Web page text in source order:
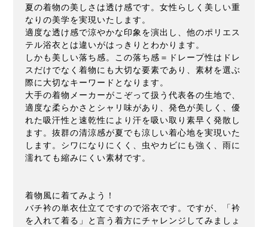
夏の着物の美しさは透け感です。女性らしく美しい重
なりの美学を実現いたします。
適度な透け感で涼やかな印象を演出し、他のポリエス
テル浴衣とは違いがはっきりとわかります。
しかも美しい落ち感。この落ち感＝ドレープ性はドレ
スだけでなく着物にも大切な要素であり、素材を選ぶ
際に大切なキーワードとなります。
大手の着物メーカーがこぞって扱う代表各の生地で、
適度な柔らかさとシャリ味があり、発色が美しく、優
れた吸汗性と速乾性により汗を吸い取り素早く発散し
ます。抜群の清涼感が夏でも涼しい着心地を実現いた
します。シワになりにくく、虫やカビにも強く、雨に
濡れても縮みにくい素材です。
着物風に着てみよう！
バチ衿の単衣仕立てですので浴衣です。ですが、「衿
を入れて着る」と言う着方にチャレンジしてみましょ